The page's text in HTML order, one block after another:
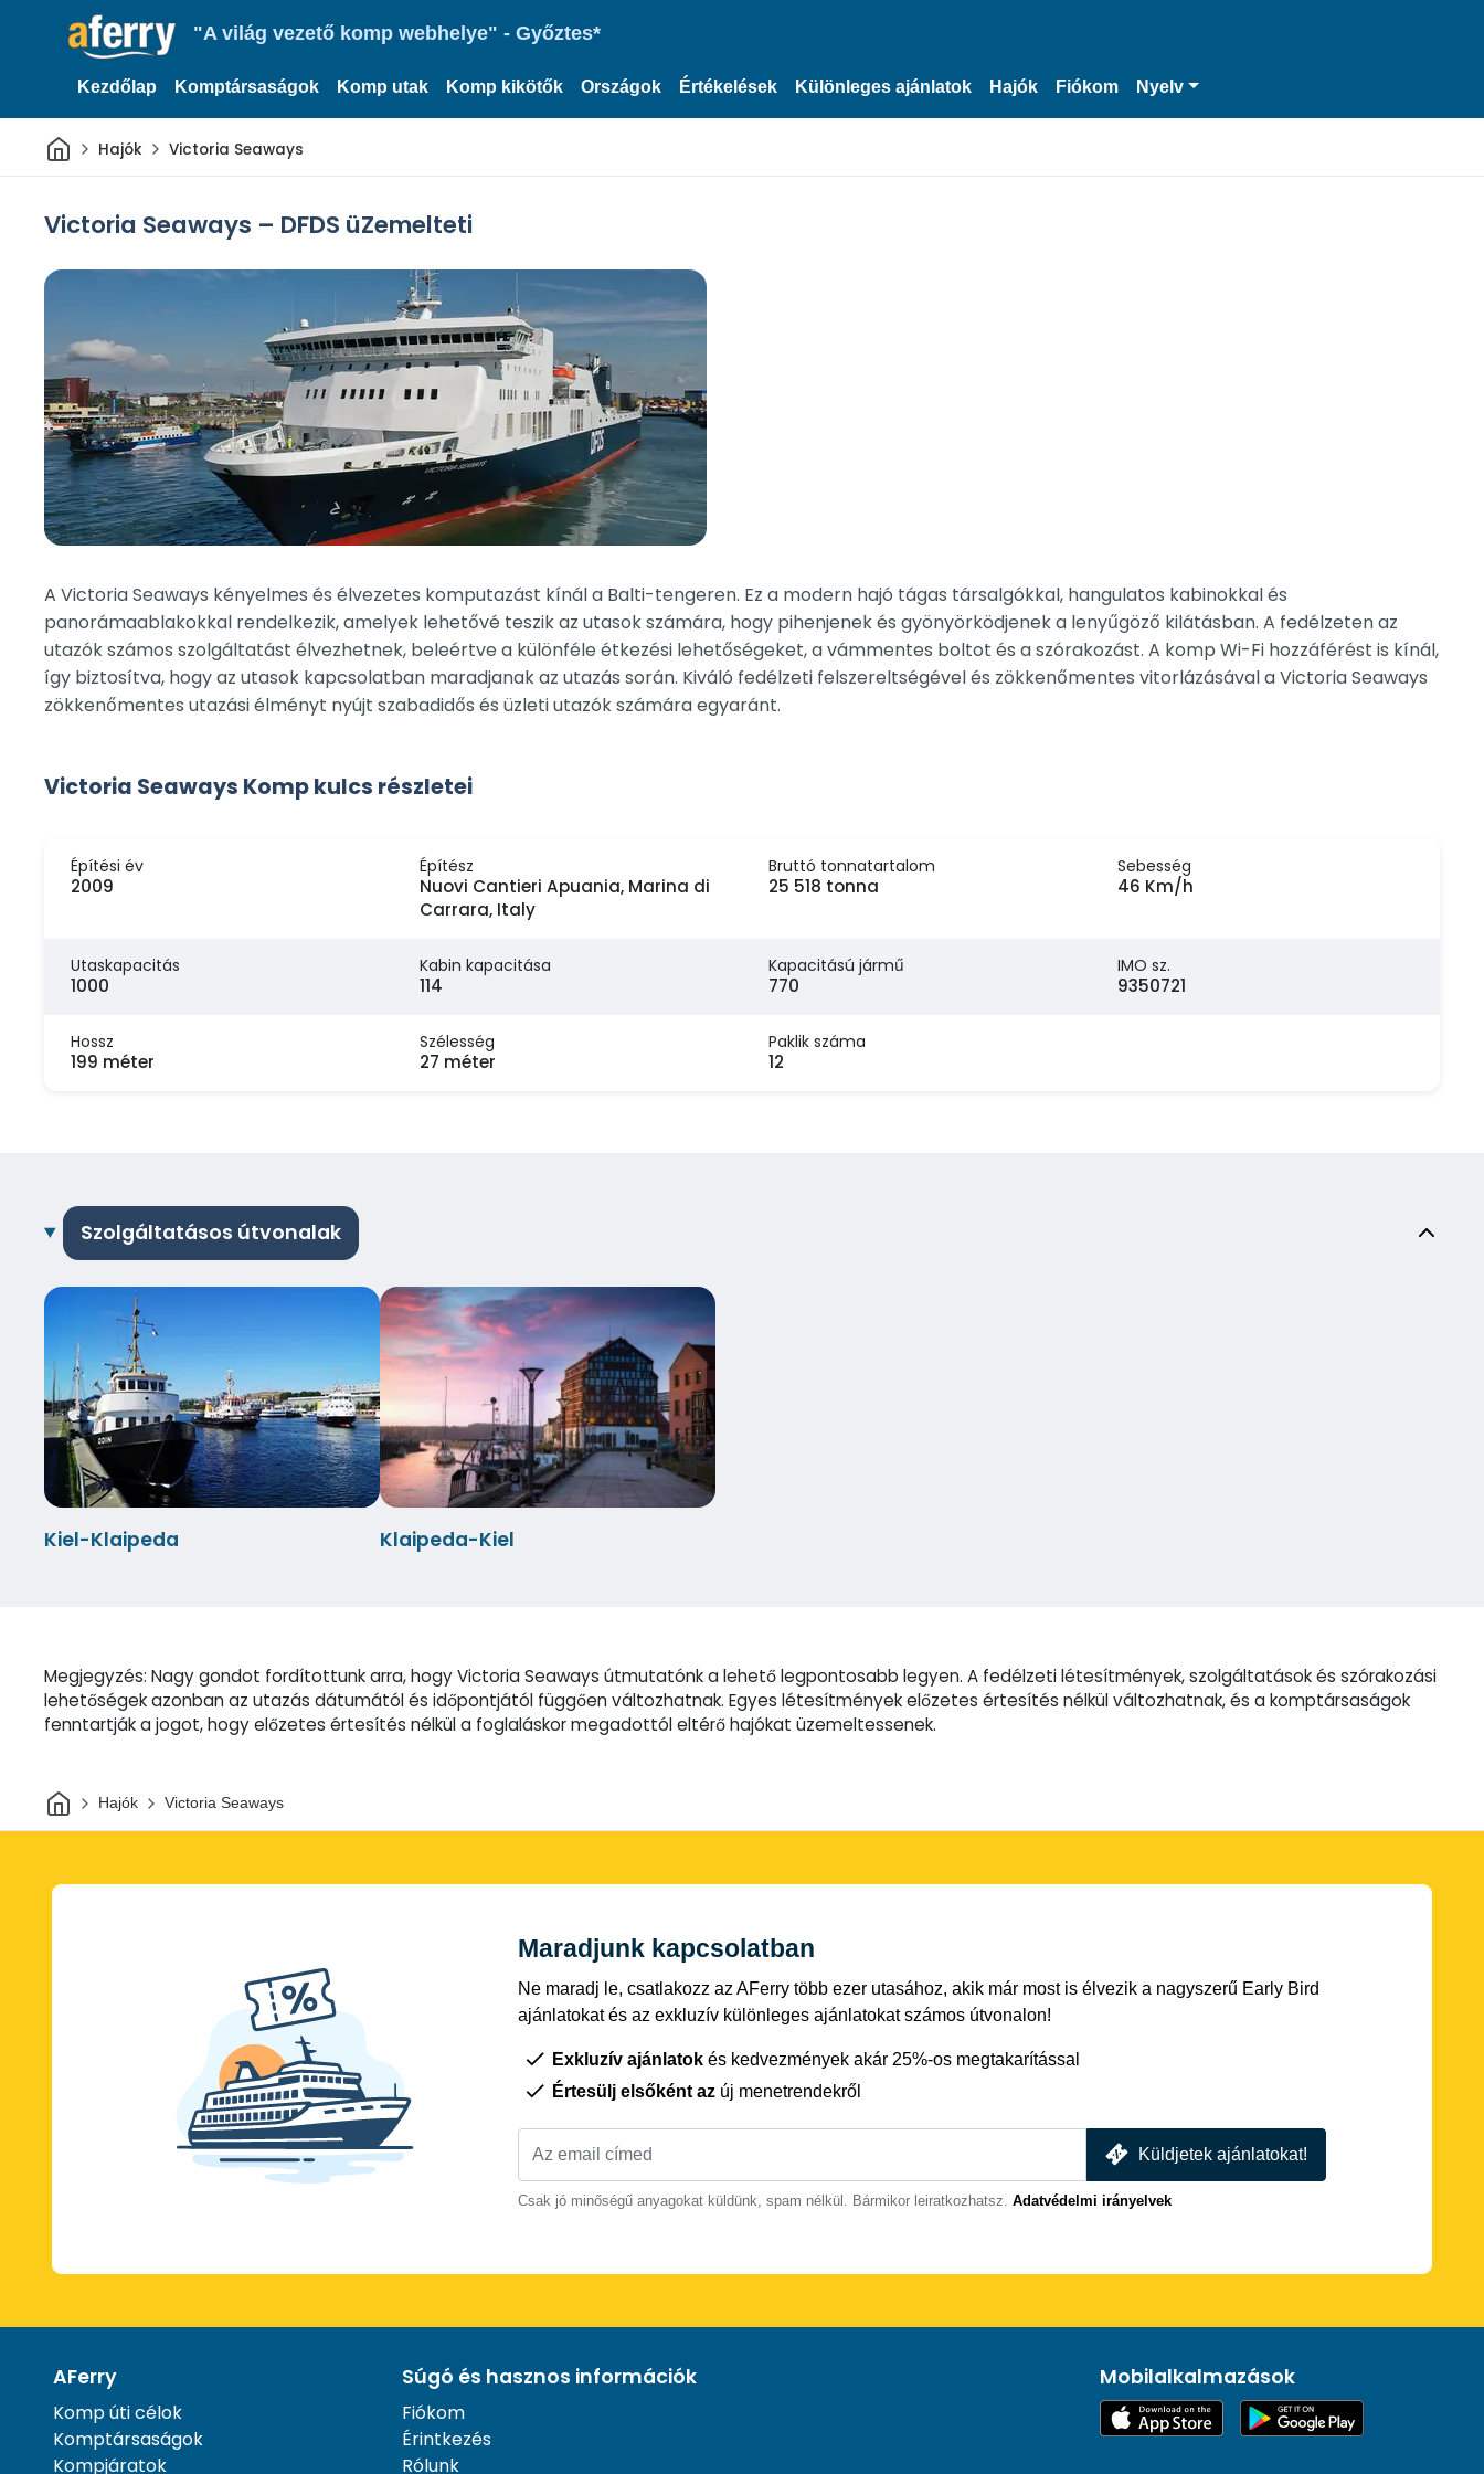
"A világ vezető komp webhelye" - Győztes*
Kezdőlap Komptársaságok Komp utak Komp kikötők Országok Értékelések Különleges ajánlatok Hajók Fiókom Nyelv
Otthon
Hajók Victoria Seaways
Victoria Seaways – DFDS üZemelteti
A Victoria Seaways kényelmes és élvezetes komputazást kínál a Balti-tengeren. Ez a modern hajó tágas társalgókkal, hangulatos kabinokkal és
panorámaablakokkal rendelkezik, amelyek lehetővé teszik az utasok számára, hogy pihenjenek és gyönyörködjenek a lenyűgöző kilátásban. A fedélzeten az
utazók számos szolgáltatást élvezhetnek, beleértve a különféle étkezési lehetőségeket, a vámmentes boltot és a szórakozást. A komp Wi-Fi hozzáférést is kínál,
így biztosítva, hogy az utasok kapcsolatban maradjanak az utazás során. Kiváló fedélzeti felszereltségével és zökkenőmentes vitorlázásával a Victoria Seaways
zökkenőmentes utazási élményt nyújt szabadidős és üzleti utazók számára egyaránt.
Victoria Seaways Komp kulcs részletei
Építési év
2009
Építész
Nuovi Cantieri Apuania, Marina di
Carrara, Italy
Bruttó tonnatartalom
25 518 tonna
Sebesség
46 Km/h
Utaskapacitás
1000
Kabin kapacitása
114
Kapacitású jármű
770
IMO sz.
9350721
Hossz
199 méter
Szélesség
27 méter
Paklik száma
12
Szolgáltatásos útvonalak
Kiel-Klaipeda Klaipeda-Kiel
Megjegyzés: Nagy gondot fordítottunk arra, hogy Victoria Seaways útmutatónk a lehető legpontosabb legyen. A fedélzeti létesítmények, szolgáltatások és szórakozási
lehetőségek azonban az utazás dátumától és időpontjától függően változhatnak. Egyes létesítmények előzetes értesítés nélkül változhatnak, és a komptársaságok
fenntartják a jogot, hogy előzetes értesítés nélkül a foglaláskor megadottól eltérő hajókat üzemeltessenek.
OtthonHajók Victoria Seaways
Maradjunk kapcsolatban
Ne maradj le, csatlakozz az AFerry több ezer utasához, akik már most is élvezik a nagyszerű Early Bird
ajánlatokat és az exkluzív különleges ajánlatokat számos útvonalon!
Exkluzív ajánlatok és kedvezmények akár 25%-os megtakarítással
Értesülj elsőként az új menetrendekről
Küldjetek ajánlatokat!
Csak jó minőségű anyagokat küldünk, spam nélkül. Bármikor leiratkozhatsz. Adatvédelmi irányelvek
AFerry
Komp úti célok
Komptársaságok
Kompjáratok
Súgó és hasznos információk
Fiókom
Érintkezés
Rólunk
Mobilalkalmazások